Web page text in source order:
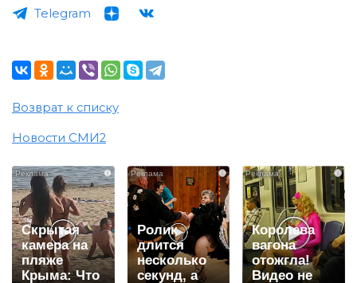
Telegram
Возврат к списку
Новости СМИ2
i
Скрытая
камера на
пляже
Крыма: Что
i
Ролик
длится
несколько
секунд, а
i
Королева
вагона
отожгла!
Видео не